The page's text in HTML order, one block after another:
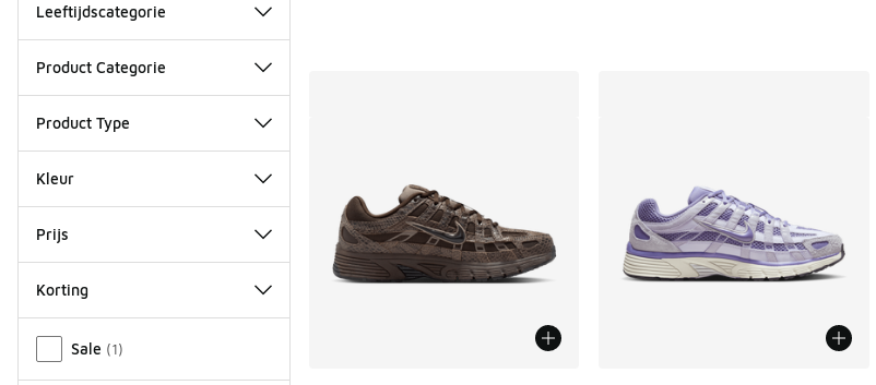
Leeftijdscategorie
Product Categorie
Product Type
Kleur
Prijs
Korting
Sale (1)